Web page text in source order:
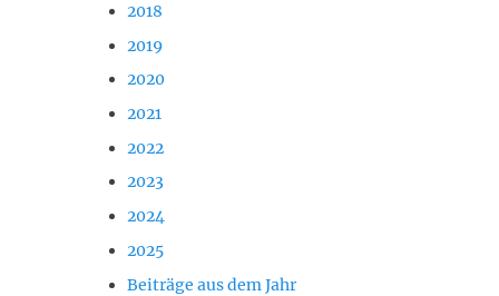
2018
2019
2020
2021
2022
2023
2024
2025
Beiträge aus dem Jahr